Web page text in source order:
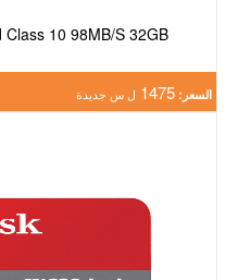
10 98MB/S 32GB
السعر: 1475 ل س جديدة